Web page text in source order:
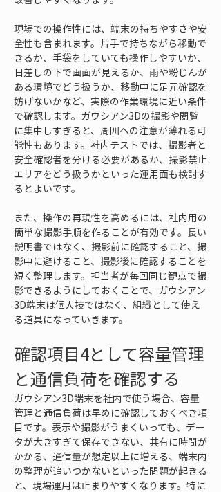
現場での操作性には、端末の持ちやすさや安
全性も含まれます。片手で持ちながら移動で
きるか、手袋をしていても操作しやすいか、
日差しの下で画面が見えるか、雨や粉じんが
ある環境でどう扱うか、移動中に足元確認を
妨げないかなど、実際の作業環境に近い条件
で確認します。ガウシアン3Dの撮影や閲覧
に集中しすぎると、周囲への注意が薄れる可
能性もあります。社内テストでは、撮影者と
安全確認者を分ける必要があるか、撮影禁止
エリアをどう扱うかといった運用面も検討す
るとよいです。
また、操作の再現性を高めるには、社内用の
簡単な撮影手順を作ることが有効です。長い
説明書ではなく、撮影前に確認すること、撮
影中に避けること、撮影後に確認することを
短く整理します。担当者が毎回同じ観点で撮
影できるようにしておくことで、ガウシアン
3D端末は個人技ではなく、組織として使え
る道具になっていきます。
確認項目4として容量管理
と通信負荷を確認する
ガウシアン3D端末を社内で使う場合、容量
管理と通信負荷は早めに確認しておくべき項
目です。表示や撮影がうまくいっても、デー
タが大きすぎて保存できない、共有に時間が
かかる、通信量が想定以上に増える、端末内
の整理が追いつかないといった問題が起きる
と、現場運用は止まりやすくなります。特に